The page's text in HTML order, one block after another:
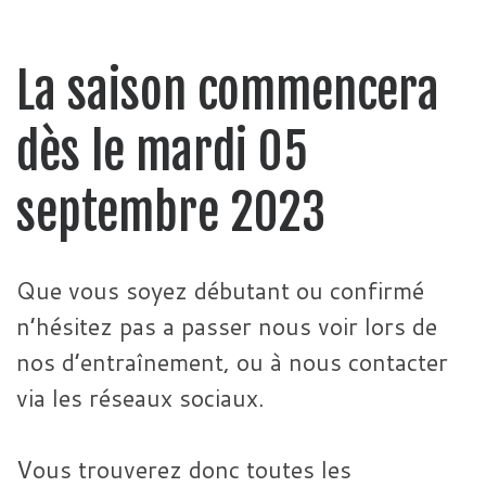
La saison commencera
dès le mardi 05
septembre 2023
Que vous soyez débutant ou confirmé
n’hésitez pas a passer nous voir lors de
nos d’entraînement, ou à nous contacter
via les réseaux sociaux.
Vous trouverez donc toutes les